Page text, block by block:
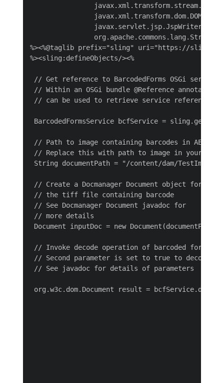
                javax.servlet.jsp.JspWriter,
%><%@taglib prefix="sling" uri="https://
%><sling:defineObjects/><%
// Get reference to BarcodedForms OSGi service.
// Within an OSGi bundle @Reference annotation
// can be used to retrieve service reference
BarcodedFormsService bcfService =
// Path to image containing barcodes in AEM
// Replace this with path to image in your
String documentPath = "/content/dam/
// Create a Docmanager Document object for
// the tiff file containing barcode
// See Docmanager Document javadoc for
// more details
Document inputDoc = new Document(documentPath);
// Invoke decode operation of barcoded forms
// Second parameter is set to true to decode
// See javadoc for details of parameters
org.w3c.dom.Document result =